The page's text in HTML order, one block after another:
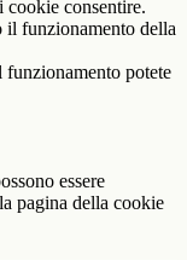
cookie consentire.
il funzionamento della
funzionamento potete
essere
pagina della cookie